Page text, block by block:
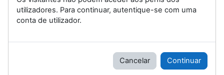
utilizadores. Para continuar, autentique-se com uma
conta de utilizador.
Cancelar Continuar